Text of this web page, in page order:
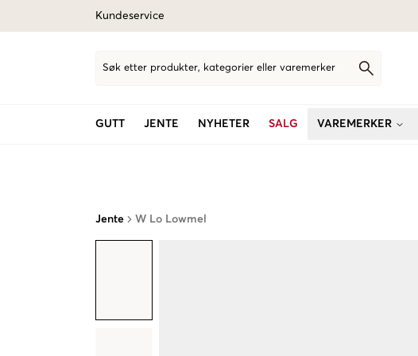
Kundeservice
Søk etter produkter, kategorier eller varemerker
GUTT JENTE NYHETER SALG VAREMERKER
Jente W Lo Lowmel